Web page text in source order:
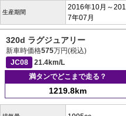
生産期間
2016年10月～201
7年07月
320d ラグジュアリー
新車時価格575万円(税込)
JC08
21.4km/L
満タンでどこまで走る？
1219.8km